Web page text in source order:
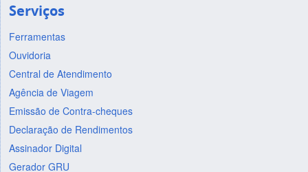
Serviços
Ferramentas
Ouvidoria
Central de Atendimento
Agência de Viagem
Emissão de Contra-cheques
Declaração de Rendimentos
Assinador Digital
Gerador GRU